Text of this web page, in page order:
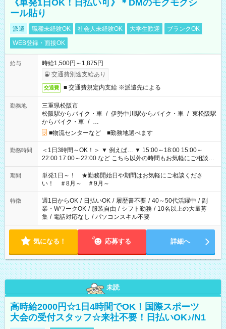
《単発1日OK！日払い可》＊DMのモクモクシ
ール貼り
派遣 職種未経験OK 社会人未経験OK 大学生歓迎
ブランクOK
WEB登録・面接OK
給与
時給1,500円～1,875円
交通費別途支給あり
交通費 ■ 交通費規定内支給 ※派遣先による
勤務地
三重県松阪市
松阪駅からバイク・車 / 伊勢中川駅からバイク・車 / 東松阪駅
からバイク・車 / …
■物流センターなど ■勤務地選べます
勤務時間
＜1日3時間～OK！＞ ▼ 例えば… ▼ 15:00～18:00 15:00～
22:00 17:00～22:00 など こちら以外の時間もお気軽にご相談く
ださい！
期間
単発1日～！ ★勤務開始日や期間はお気軽にご相談くださ
い！ ＃8月～ ＃9月～
特徴 週1日からOK / 日払いOK / 履歴書不要 / 40～50代活躍中 / 副
業・WワークOK / 服装自由 / シフト勤務 / 10名以上の大量募
集 / 電話対応なし / パソコンスキル不要
気になる！ 応募する 詳細へ
未読
高時給2000円☆1日4時間でOK！国際スポーツ
大会の受付スタッフ☆来社不要！日払いOK♪/N1